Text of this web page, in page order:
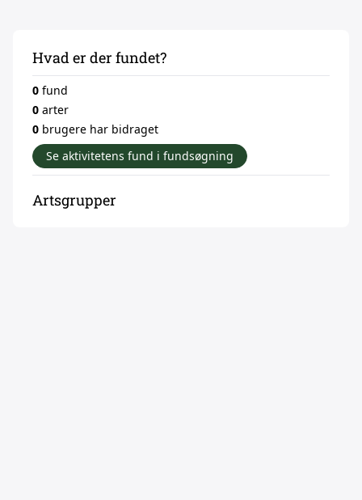
Hvad er der fundet?
0 fund
0 arter
0 brugere har bidraget
Se aktivitetens fund i fundsøgning
Artsgrupper